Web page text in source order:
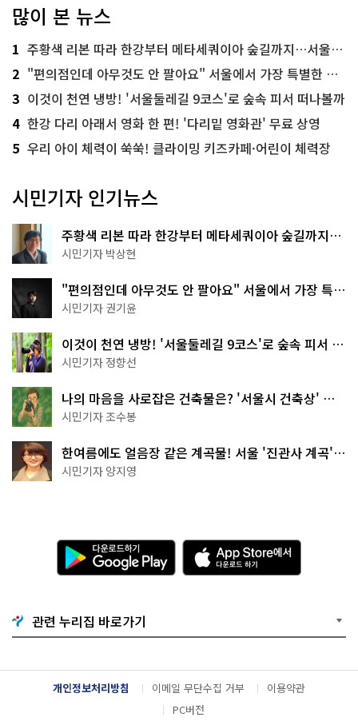
많이 본 뉴스
1 주황색 리본 따라 한강부터 메타세쿼이아 숲길까지…서울둘레길 15코스
2 "편의점인데 아무것도 안 팔아요" 서울에서 가장 특별한 편의점의 정체
3 이것이 천연 냉방! '서울둘레길 9코스'로 숲속 피서 떠나볼까
4 한강 다리 아래서 영화 한 편! '다리밑 영화관' 무료 상영
5 우리 아이 체력이 쑥쑥! 클라이밍 키즈카페·어린이 체력장
시민기자 인기뉴스
주황색 리본 따라 한강부터 메타세쿼이아 숲길까지…
서울둘레길 15코스
시민기자 박상현
"편의점인데 아무것도 안 팔아요" 서울에서 가장 특별
한 편의점의 정체
시민기자 권기윤
이것이 천연 냉방! '서울둘레길 9코스'로 숲속 피서 떠
나볼까
시민기자 정향선
나의 마음을 사로잡은 건축물은? '서울시 건축상' 수
상작 공개!
시민기자 조수봉
한여름에도 얼음장 같은 계곡물! 서울 '진관사 계곡'이
천국이네~
시민기자 양지영
다
운
로
기
G
o
g
l
e
A
p
p
e
서
다
운
관련 누리집 바로가기
개인정보처리방침 이메일 무단수집 거부
이용약관
PC버전